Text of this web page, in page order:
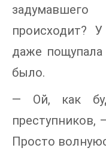
задумавшего
происходит?
даже
было.
— Ой, как
преступников,
Просто